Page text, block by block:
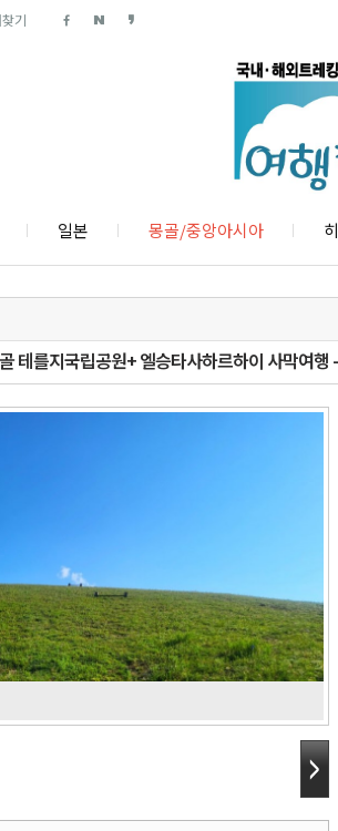
기
일본 몽골/중앙아시아
테를지국립공원+ 엘승타사하르하이 사막여행